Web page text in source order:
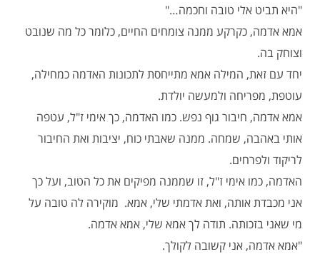
"היא תביט אלי טובה וחכמה…"
אמא אדמה, כקרקע ממנה צומחים החיים, כלומר כל מה שנובט
וצוחק בה.
יחד עם זאת, המילה אמא מתייחסת לתכונות האדמה כמחילה,
עוטפת, מפריחה ולמעשה יולדת.
אמא אדמה, חיבור גוף נפש. כמו האדמה, כך אימי ז"ל, עטפה
אותי באהבה, שמחה. ממנה שאבתי כוח, יציבות ואת החיבור
לריקוד ולפרחים.
האדמה, כמו אימי ז"ל, זו שממנה מפיקים את כל הטוב, ועל כך
אני מכבדת אותה, ואת אדמתי שלי, אמא. מוקירה לה טובה על
מי שאני בזכותה. תודה לך אמא שלי, אמא אדמה.
"אמא אדמה, אני קשובה לקולך.